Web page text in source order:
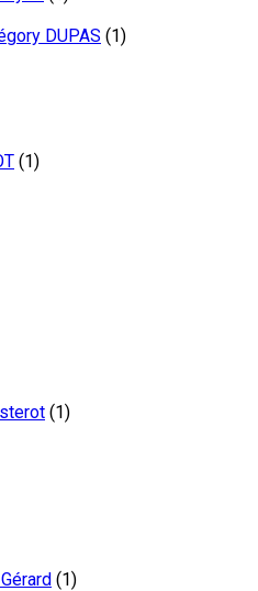
DUPAS (1)
(1)
(1)
(1)